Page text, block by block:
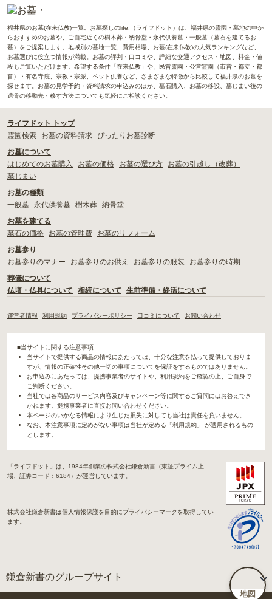
地図
福井県のお墓(在来仏教)一覧。お墓探しのlife.（ライフドット）は、福井県の霊園・墓地の中か
らおすすめのお墓や、ご自宅近くの樹木葬・納骨堂・永代供養墓・一般墓（墓石を建てるお
墓）をご提案します。地域別の墓地一覧、費用相場、お墓(在来仏教)の人気ランキングなど、
お墓選びに役立つ情報が満載。お墓の評判・口コミや、詳細な交通アクセス・地図、料金・値
段もご覧いただけます。希望する条件「在来仏教」や、民営霊園・公営霊園（市営・都立・都
営）・有名寺院、宗教・宗派、ペット供養など、さまざまな特徴から比較して福井県のお墓を
探せます。お墓の見学予約・資料請求の申込みのほか、墓石購入、お墓の移設、墓じまい後の
遺骨の移動先・移す方法についても気軽にご相談ください。
ライフドット トップ
霊園検索
お墓の資料請求 ぴったりお墓診断
お墓について
はじめてのお墓購入
お墓の価格 お墓の選び方
お墓の引越し（改葬）
墓じまい
お墓の種類
一般墓
永代供養墓 樹木葬 納骨堂
お墓を建てる
墓石の価格
お墓の管理費
お墓のリフォーム
お墓参り
お墓参りのマナー
お墓参りのお供え お墓参りの服装
お墓参りの時期
葬儀について
仏壇・仏具について
相続について 生前準備・終活について
運営者情報 利用規約 プライバシーポリシー 口コミについて お問い合わせ
■当サイトに関する注意事項
当サイトで提供する商品の情報にあたっては、十分な注意を払って提供しておりま
すが、情報の正確性その他一切の事項についてを保証をするものではありません。
お申込みにあたっては、提携事業者のサイトや、利用規約をご確認の上、ご自身で
ご判断ください。
当社では各商品のサービス内容及びキャンペーン等に関するご質問にはお答えでき
かねます。提携事業者に直接お問い合わせください。
本ページのいかなる情報により生じた損失に対しても当社は責任を負いません。
なお、本注意事項に定めがない事項は当社が定める「利用規約」 が適用されるもの
とします。
「ライフドット」は、1984年創業の株式会社鎌倉新書（東証プライム上
場、証券コード：6184）が運営しています。
株式会社鎌倉新書は個人情報保護を目的にプライバシーマークを取得してい
ます。
鎌倉新書のグループサイト